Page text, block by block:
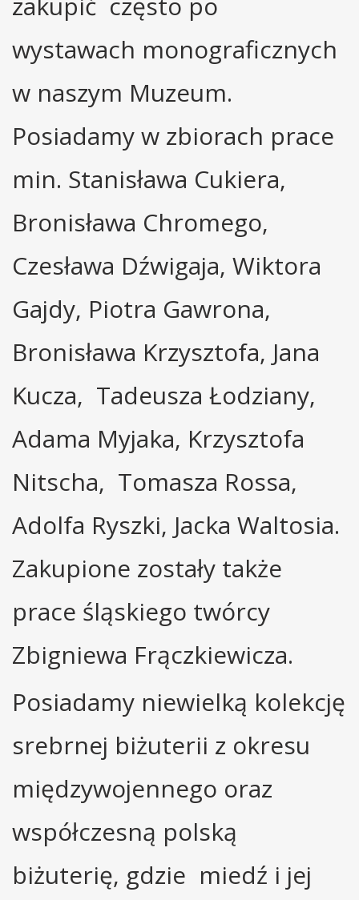
wystawach monograficznych
w naszym Muzeum.
Posiadamy w zbiorach prace
min. Stanisława Cukiera,
Bronisława Chromego,
Czesława Dźwigaja, Wiktora
Gajdy, Piotra Gawrona,
Bronisława Krzysztofa, Jana
Kucza, Tadeusza Łodziany,
Adama Myjaka, Krzysztofa
Nitscha, Tomasza Rossa,
Adolfa Ryszki, Jacka Waltosia.
Zakupione zostały także
prace śląskiego twórcy
Zbigniewa Frączkiewicza.
Posiadamy niewielką kolekcję
srebrnej biżuterii z okresu
międzywojennego oraz
współczesną polską
biżuterię, gdzie miedź i jej